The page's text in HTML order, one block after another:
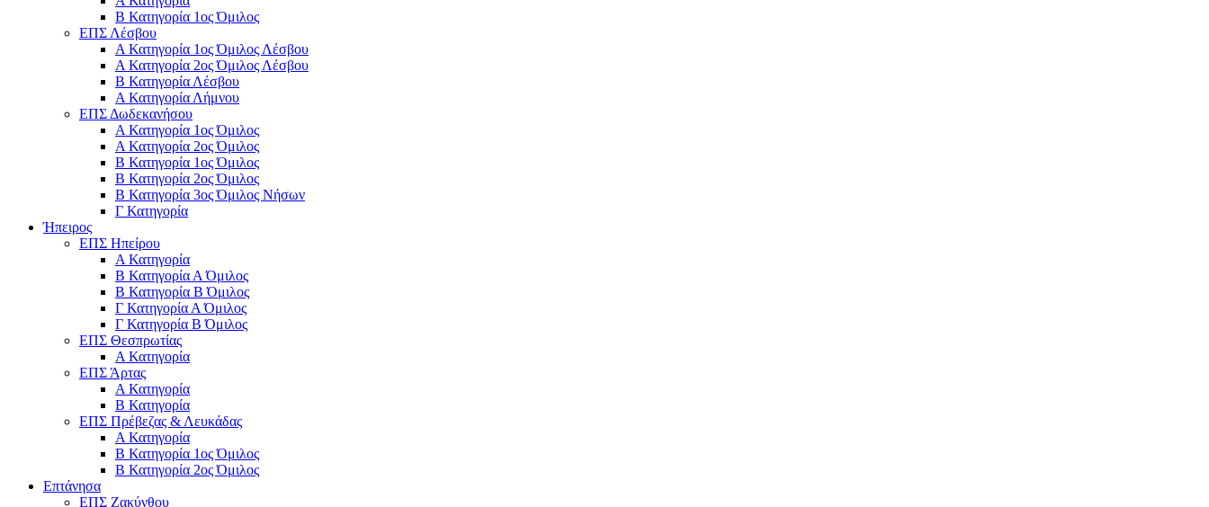
Β Κατηγορία 1ος Όμιλος
ΕΠΣ Λέσβου
Α Κατηγορία 1ος Όμιλος Λέσβου
Α Κατηγορία 2ος Όμιλος Λέσβου
B Κατηγορία Λέσβου
Α Κατηγορία Λήμνου
ΕΠΣ Δωδεκανήσου
Α Κατηγορία 1ος Όμιλος
Α Κατηγορία 2ος Όμιλος
Β Κατηγορία 1ος Όμιλος
Β Κατηγορία 2ος Όμιλος
Β Κατηγορία 3ος Όμιλος Νήσων
Γ Κατηγορία
Ήπειρος
ΕΠΣ Ηπείρου
Α Κατηγορία
Β Κατηγορία Α Όμιλος
Β Κατηγορία Β Όμιλος
Γ Κατηγορία Α Όμιλος
Γ Κατηγορία Β Όμιλος
ΕΠΣ Θεσπρωτίας
Α Κατηγορία
ΕΠΣ Άρτας
Α Κατηγορία
Β Κατηγορία
ΕΠΣ Πρέβεζας & Λευκάδας
Α Κατηγορία
Β Κατηγορία 1ος Όμιλος
Β Κατηγορία 2ος Όμιλος
Επτάνησα
ΕΠΣ Ζακύνθου